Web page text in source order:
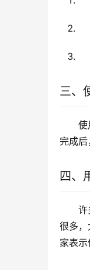
三、
使
完成后
四、
许
很多
家表